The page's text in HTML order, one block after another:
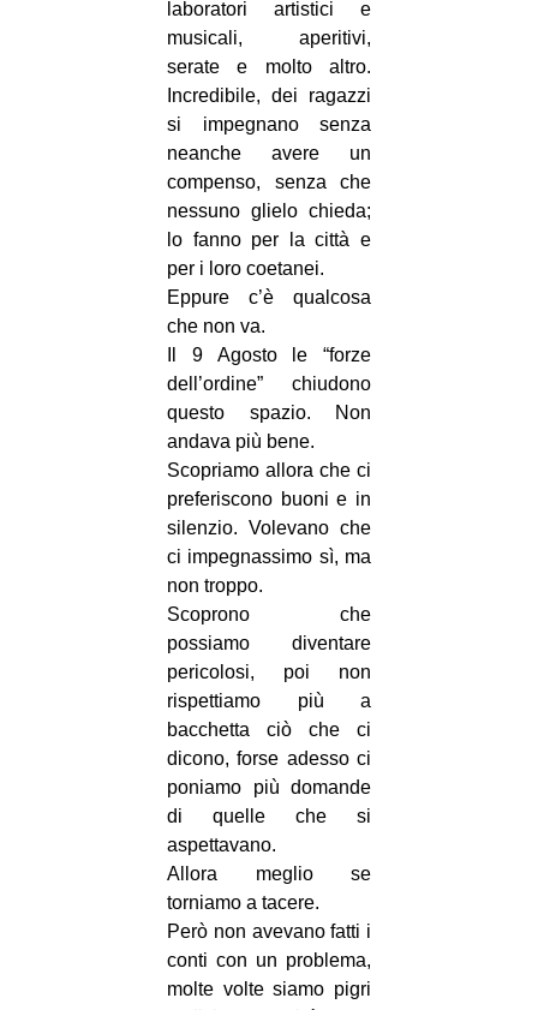
laboratori artistici e
musicali, aperitivi,
serate e molto altro.
Incredibile, dei ragazzi
si impegnano senza
neanche avere un
compenso, senza che
nessuno glielo chieda;
lo fanno per la città e
per i loro coetanei.
Eppure c’è qualcosa
che non va.
Il 9 Agosto le “forze
dell’ordine” chiudono
questo spazio. Non
andava più bene.
Scopriamo allora che ci
preferiscono buoni e in
silenzio. Volevano che
ci impegnassimo sì, ma
non troppo.
Scoprono che
possiamo diventare
pericolosi, poi non
rispettiamo più a
bacchetta ciò che ci
dicono, forse adesso ci
poniamo più domande
di quelle che si
aspettavano.
Allora meglio se
torniamo a tacere.
Però non avevano fatti i
conti con un problema,
molte volte siamo pigri